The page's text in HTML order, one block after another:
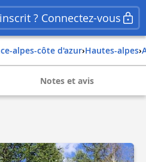
? Connectez-vous
alpes-côte d'azur› hautes-alpes›
Notes et avis